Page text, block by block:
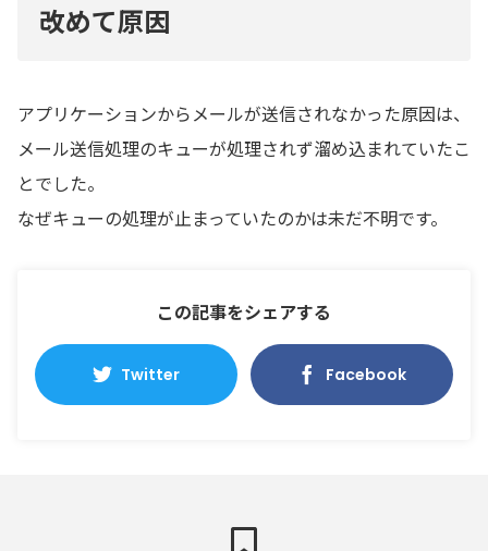
改めて原因
アプリケーションからメールが送信されなかった原因は、
メール送信処理のキューが処理されず溜め込まれていたこ
とでした。
なぜキューの処理が止まっていたのかは未だ不明です。
この記事をシェアする
Twitter Facebook